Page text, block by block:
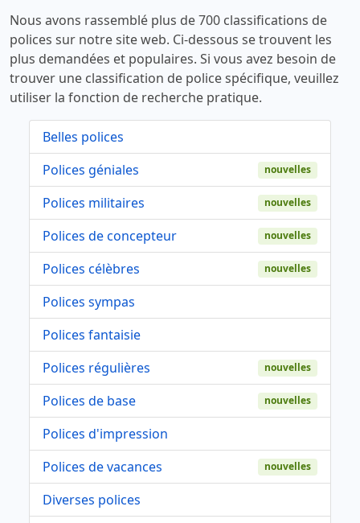
Nous avons rassemblé plus de 700 classifications de
polices sur notre site web. Ci-dessous se trouvent les
plus demandées et populaires. Si vous avez besoin de
trouver une classification de police spécifique, veuillez
utiliser la fonction de recherche pratique.
Belles polices
Polices géniales
nouvelles
Polices militaires nouvelles
Polices de concepteur nouvelles
Polices célèbres nouvelles
Polices sympas
Polices fantaisie
Polices régulières
nouvelles
Polices de base nouvelles
Polices d'impression
Polices de vacances
nouvelles
Diverses polices